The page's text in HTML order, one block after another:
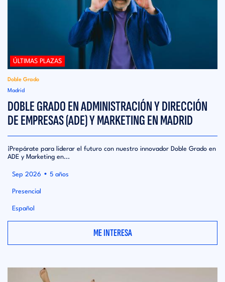
ÚLTIMAS PLAZAS
Doble Grado
Madrid
DOBLE GRADO EN ADMINISTRACIÓN Y DIRECCIÓN
DE EMPRESAS (ADE) Y MARKETING EN MADRID
¡Prepárate para liderar el futuro con nuestro innovador Doble Grado en
ADE y Marketing en...
Sep 2026 • 5 años
Presencial
Español
ME INTERESA